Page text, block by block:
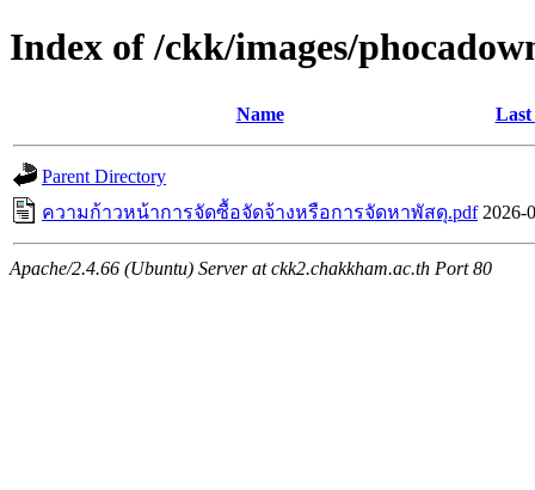
Index of /ckk/images/
Name Last
Parent Directory
ความก้าวหน้าการจัดซื้อจัดจ้างหรือการจัดหาพัสดุ.pdf 2026-
Apache/2.4.66 (Ubuntu) Server at ckk2.chakkham.ac.th Port 80